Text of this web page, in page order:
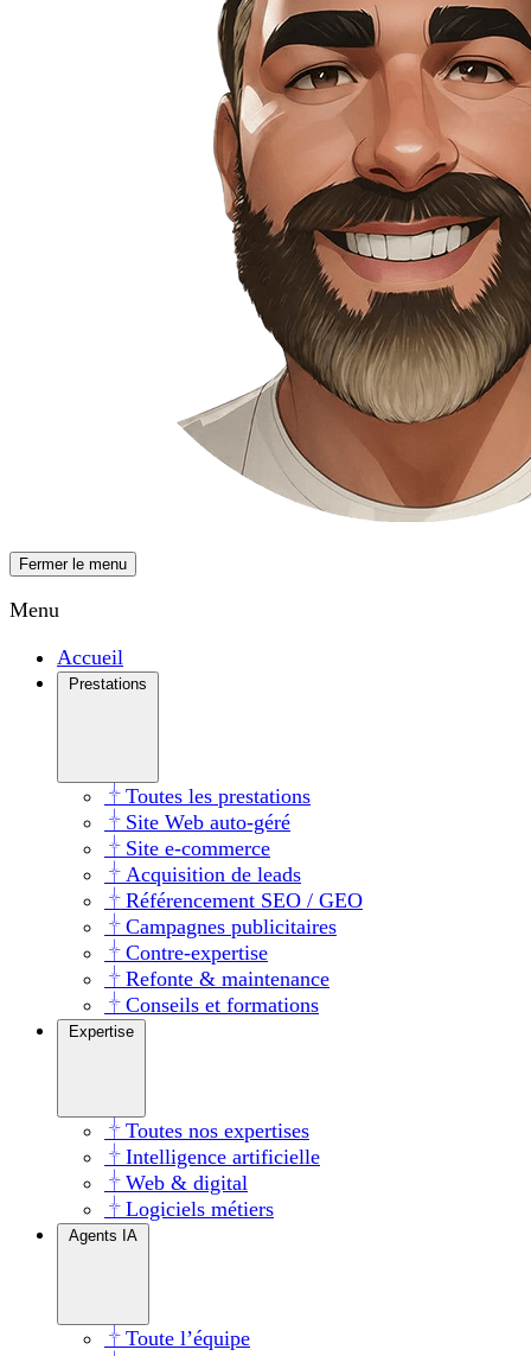
Fermer le menu
Menu
Accueil
Prestations
Toutes les prestations
Site Web auto-géré
Site e-commerce
Acquisition de leads
Référencement SEO / GEO
Campagnes publicitaires
Contre-expertise
Refonte & maintenance
Conseils et formations
Expertise
Toutes nos expertises
Intelligence artificielle
Web & digital
Logiciels métiers
Agents IA
Toute l’équipe